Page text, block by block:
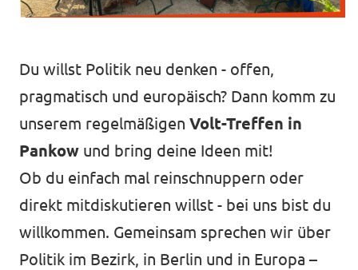
unf*ck berlin
Datenschutz
Transparenz
Du willst Politik neu denken - offen,
pragmatisch und europäisch? Dann komm zu
unserem regelmäßigen Volt-Treffen in
Pankow und bring deine Ideen mit!
Ob du einfach mal reinschnuppern oder
direkt mitdiskutieren willst - bei uns bist du
willkommen. Gemeinsam sprechen wir über
Politik im Bezirk, in Berlin und in Europa –